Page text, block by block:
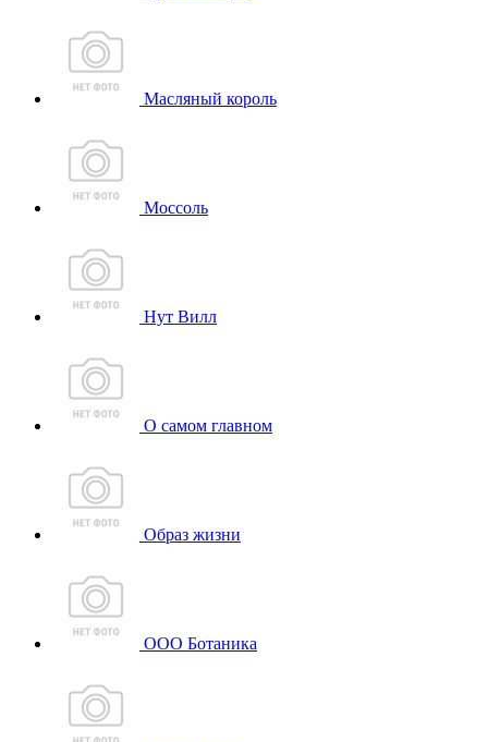
Масляный король
Моссоль
Нут Вилл
О самом главном
Образ жизни
ООО Ботаника